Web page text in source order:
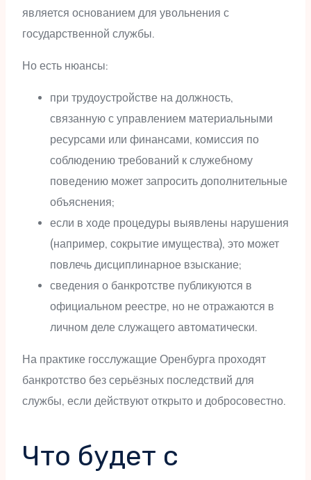
является основанием для увольнения с
государственной службы.
Но есть нюансы:
при трудоустройстве на должность,
связанную с управлением материальными
ресурсами или финансами, комиссия по
соблюдению требований к служебному
поведению может запросить дополнительные
объяснения;
если в ходе процедуры выявлены нарушения
(например, сокрытие имущества), это может
повлечь дисциплинарное взыскание;
сведения о банкротстве публикуются в
официальном реестре, но не отражаются в
личном деле служащего автоматически.
На практике госслужащие Оренбурга проходят
банкротство без серьёзных последствий для
службы, если действуют открыто и добросовестно.
Что будет с